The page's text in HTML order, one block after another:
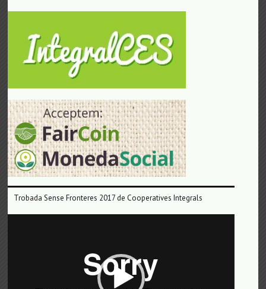
Trobada Sense Fronteres 2017 de Cooperatives Integrals